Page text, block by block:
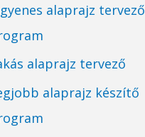
alaprajz tervező
alaprajz tervező
alaprajz készítő